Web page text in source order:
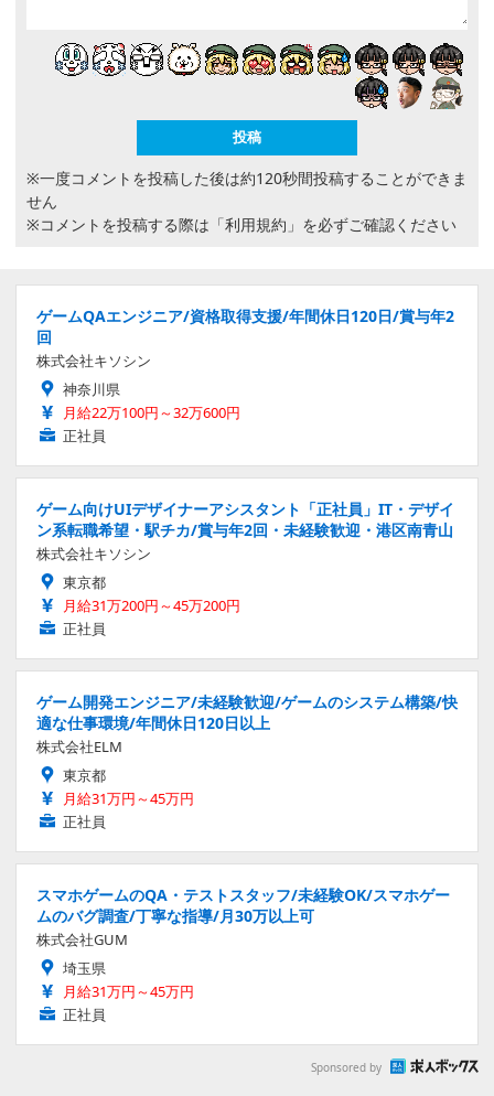
※一度コメントを投稿した後は約120秒間投稿することができま
せん
※コメントを投稿する際は 「利用規約」 を必ずご確認ください
ゲームQAエンジニア/資格取得支援/年間休日120日/賞与年2
回
株式会社キソシン
神奈川県
月給22万100円～32万600円
正社員
ゲーム向けUIデザイナーアシスタント「正社員」IT・デザイ
ン系転職希望・駅チカ/賞与年2回・未経験歓迎・港区南青山
株式会社キソシン
東京都
月給31万200円～45万200円
正社員
ゲーム開発エンジニア/未経験歓迎/ゲームのシステム構築/快
適な仕事環境/年間休日120日以上
株式会社ELM
東京都
月給31万円～45万円
正社員
スマホゲームのQA・テストスタッフ/未経験OK/スマホゲー
ムのバグ調査/丁寧な指導/月30万以上可
株式会社GUM
埼玉県
月給31万円～45万円
正社員
Sponsored by